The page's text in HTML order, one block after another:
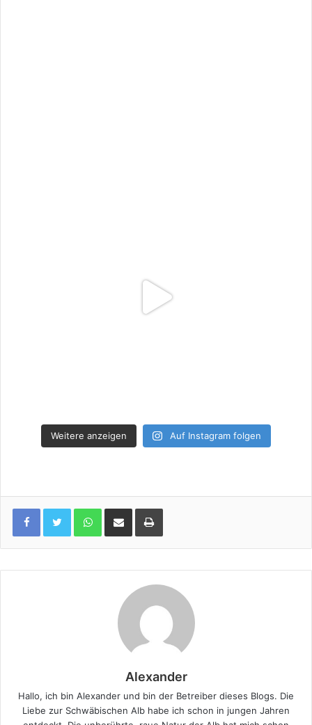
Weitere anzeigen Auf Instagram folgen
WhatsApp Per Email teilen
Alexander
Hallo, ich bin Alexander und bin der Betreiber dieses Blogs. Die
Liebe zur Schwäbischen Alb habe ich schon in jungen Jahren